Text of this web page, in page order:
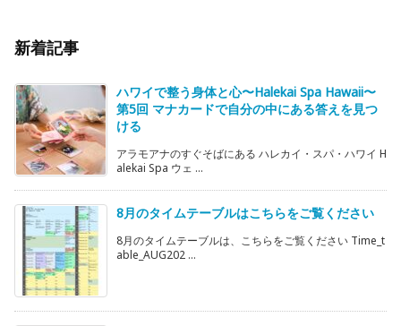
新着記事
ハワイで整う身体と心〜Halekai Spa Hawaii〜
第5回 マナカードで自分の中にある答えを見つ
ける
アラモアナのすぐそばにある ハレカイ・スパ・ハワイ H
alekai Spa ウェ ...
8月のタイムテーブルはこちらをご覧ください
8月のタイムテーブルは、こちらをご覧ください Time_t
able_AUG202 ...